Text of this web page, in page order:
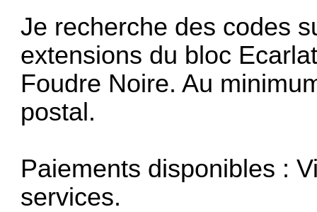
Je recherche des codes
extensions du bloc
Foudre Noire. Au
postal.
Paiements disponibles :
services.